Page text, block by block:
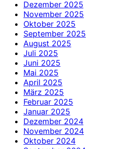
Dezember 2025
November 2025
Oktober 2025
September 2025
August 2025
Juli 2025
Juni 2025
Mai 2025
April 2025
März 2025
Februar 2025
Januar 2025
Dezember 2024
November 2024
Oktober 2024